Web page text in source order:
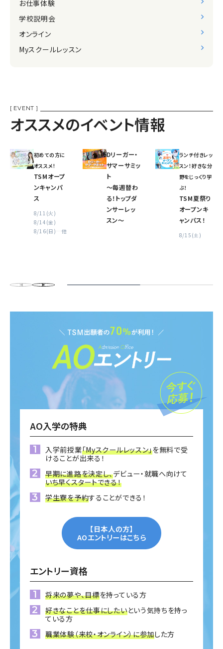
お仕事体験
学校説明会
オンライン
Myスクールレッスン
[ EVENT ]
オススメのイベント情報
初めての方に
オススメ!
TSMオープ
ンキャンパ
ス
8/11(火)
8/14(金)
8/16(日) …他
Dリーガー・
サマーサミッ
ト
〜毎週替わ
る！トップダ
ンサーレッ
スン〜
ランチ付きレッ
スン！好きな分
野をじっくり学
ぶ！
TSM夏祭り
オープンキ
ャンパス！
8/15(土)
AO入学の特典
入学前授業「Myスクールレッスン」を無料で受
けることが出来る！
早期に進路を決定し、デビュー・就職へ向けて
いち早くスタートできる！
学生寮を予約することができる！
【日本人の方】
AOエントリーはこちら
エントリー資格
将来の夢や、目標を持っている方
好きなことを仕事にしたいという気持ちを持っ
ている方
職業体験（来校・オンライン）に参加した方